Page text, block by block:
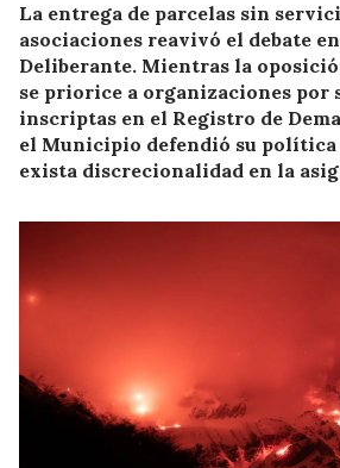
La entrega de parcelas sin
asociaciones reavivó el debate
Deliberante. Mientras la
se priorice a organizaciones por
inscriptas en el Registro de
el Municipio defendió su política
exista discrecionalidad en la